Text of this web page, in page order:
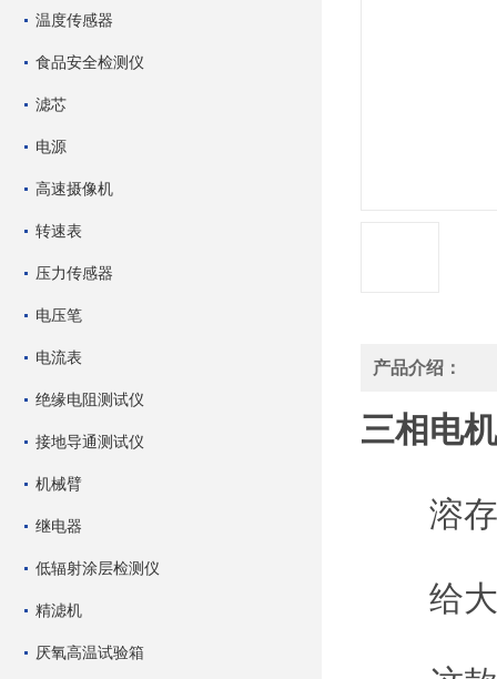
温度传感器
食品安全检测仪
滤芯
电源
高速摄像机
转速表
压力传感器
电压笔
电流表
绝缘电阻测试仪
接地导通测试仪
机械臂
继电器
低辐射涂层检测仪
精滤机
厌氧高温试验箱
产品介绍：
三相电
溶存
给大